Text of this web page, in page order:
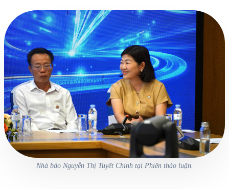
Nhà báo Nguyễn Thị Tuyết Chinh tại Phiên thảo luận.